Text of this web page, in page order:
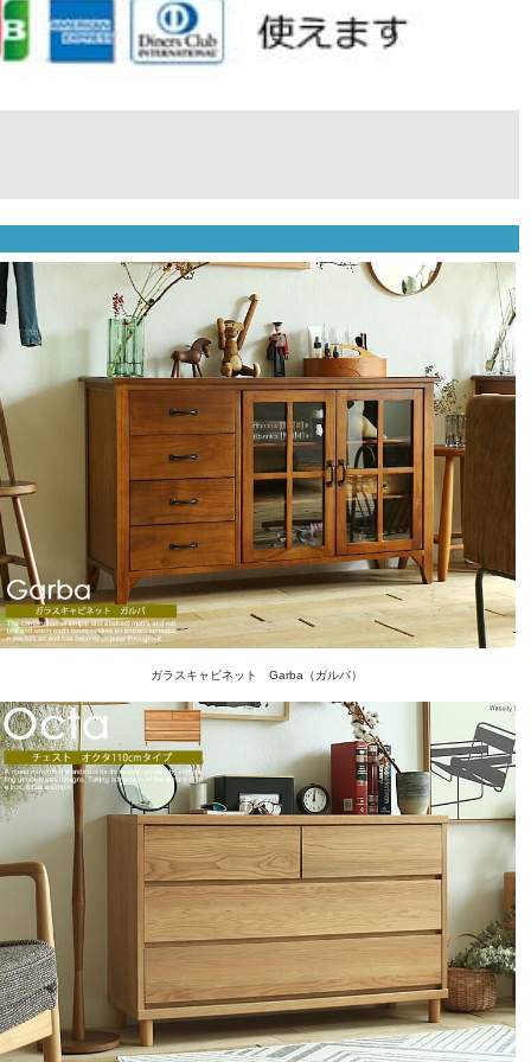
ガラスキャビネット Garba（ガルバ）